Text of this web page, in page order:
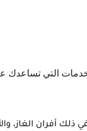
أفران الغاز،